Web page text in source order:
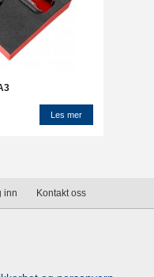
Les mer
inn Kontakt oss